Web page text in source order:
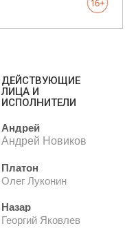
ДЕЙСТВУЮЩИЕ
ЛИЦА И
ИСПОЛНИТЕЛИ
Андрей
Андрей Новиков
Платон
Олег Луконин
Назар
Георгий Яковлев